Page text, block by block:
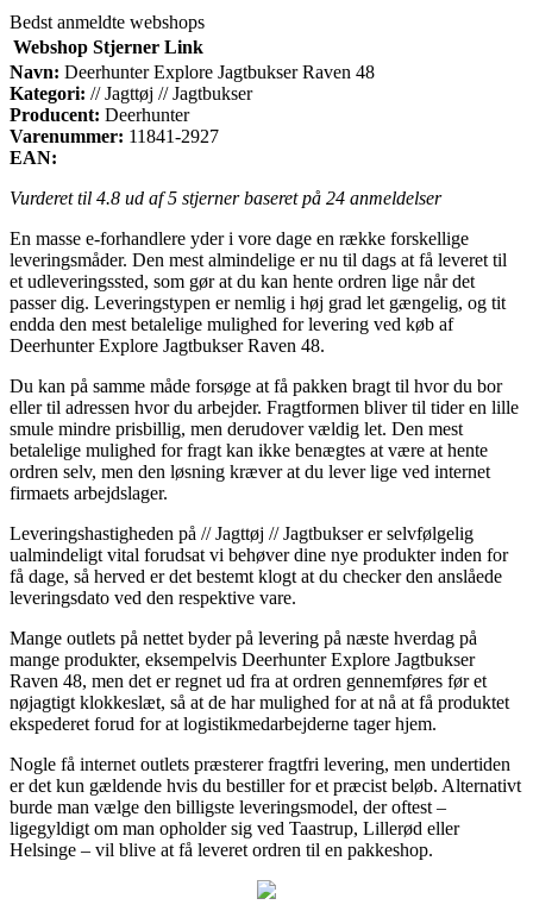
Bedst anmeldte webshops
Webshop Stjerner Link
Navn: Deerhunter Explore Jagtbukser Raven 48
Kategori: // Jagttøj // Jagtbukser
Producent: Deerhunter
Varenummer: 11841-2927
EAN:
Vurderet til 4.8 ud af 5 stjerner baseret på 24 anmeldelser
En masse e-forhandlere yder i vore dage en række forskellige
leveringsmåder. Den mest almindelige er nu til dags at få leveret til
et udleveringssted, som gør at du kan hente ordren lige når det
passer dig. Leveringstypen er nemlig i høj grad let gængelig, og tit
endda den mest betalelige mulighed for levering ved køb af
Deerhunter Explore Jagtbukser Raven 48.
Du kan på samme måde forsøge at få pakken bragt til hvor du bor
eller til adressen hvor du arbejder. Fragtformen bliver til tider en lille
smule mindre prisbillig, men derudover vældig let. Den mest
betalelige mulighed for fragt kan ikke benægtes at være at hente
ordren selv, men den løsning kræver at du lever lige ved internet
firmaets arbejdslager.
Leveringshastigheden på // Jagttøj // Jagtbukser er selvfølgelig
ualmindeligt vital forudsat vi behøver dine nye produkter inden for
få dage, så herved er det bestemt klogt at du checker den anslåede
leveringsdato ved den respektive vare.
Mange outlets på nettet byder på levering på næste hverdag på
mange produkter, eksempelvis Deerhunter Explore Jagtbukser
Raven 48, men det er regnet ud fra at ordren gennemføres før et
nøjagtigt klokkeslæt, så at de har mulighed for at nå at få produktet
ekspederet forud for at logistikmedarbejderne tager hjem.
Nogle få internet outlets præsterer fragtfri levering, men undertiden
er det kun gældende hvis du bestiller for et præcist beløb. Alternativt
burde man vælge den billigste leveringsmodel, der oftest –
ligegyldigt om man opholder sig ved Taastrup, Lillerød eller
Helsinge – vil blive at få leveret ordren til en pakkeshop.